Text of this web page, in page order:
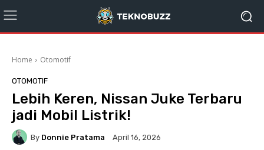
Home Otomotif
OTOMOTIF
Lebih Keren, Nissan Juke Terbaru
jadi Mobil Listrik!
By Donnie Pratama April 16, 2026